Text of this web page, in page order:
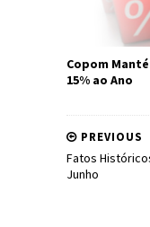
Copom
15% ao Ano
PREVIOUS
Fatos
Junho